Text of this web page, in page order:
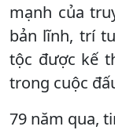
mạnh của
bản lĩnh, trí
tộc được kế
trong cuộc
79 năm qua,